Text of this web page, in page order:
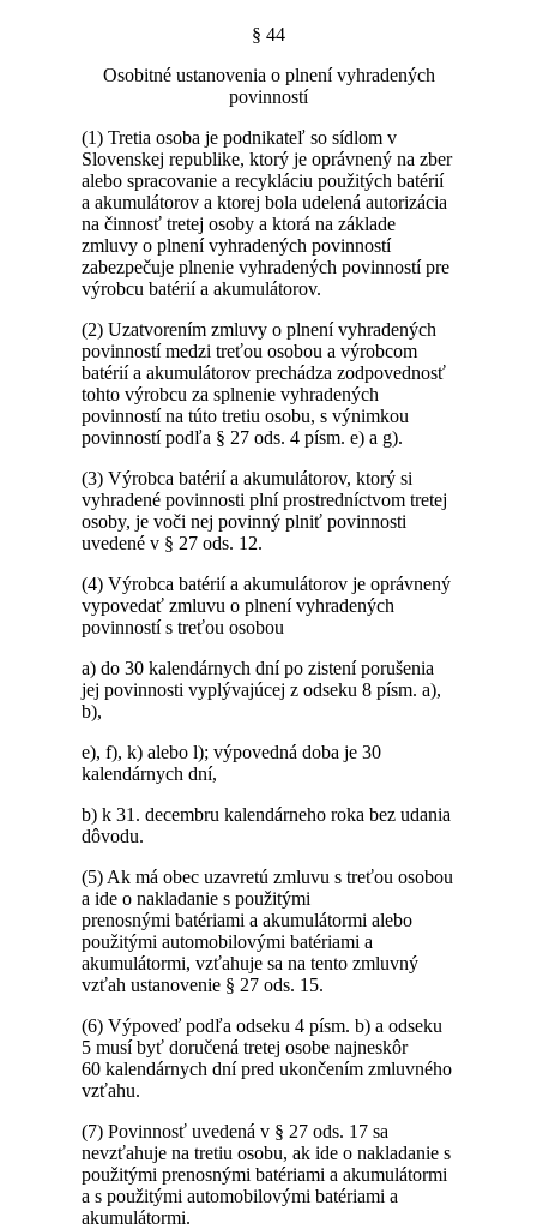
§ 44
Osobitné ustanovenia o plnení vyhradených
povinností
(1) Tretia osoba je podnikateľ so sídlom v
Slovenskej republike, ktorý je oprávnený na zber
alebo spracovanie a recykláciu použitých batérií
a akumulátorov a ktorej bola udelená autorizácia
na činnosť tretej osoby a ktorá na základe
zmluvy o plnení vyhradených povinností
zabezpečuje plnenie vyhradených povinností pre
výrobcu batérií a akumulátorov.
(2) Uzatvorením zmluvy o plnení vyhradených
povinností medzi treťou osobou a výrobcom
batérií a akumulátorov prechádza zodpovednosť
tohto výrobcu za splnenie vyhradených
povinností na túto tretiu osobu, s výnimkou
povinností podľa § 27 ods. 4 písm. e) a g).
(3) Výrobca batérií a akumulátorov, ktorý si
vyhradené povinnosti plní prostredníctvom tretej
osoby, je voči nej povinný plniť povinnosti
uvedené v § 27 ods. 12.
(4) Výrobca batérií a akumulátorov je oprávnený
vypovedať zmluvu o plnení vyhradených
povinností s treťou osobou
a) do 30 kalendárnych dní po zistení porušenia
jej povinnosti vyplývajúcej z odseku 8 písm. a),
b),
e), f), k) alebo l); výpovedná doba je 30
kalendárnych dní,
b) k 31. decembru kalendárneho roka bez udania
dôvodu.
(5) Ak má obec uzavretú zmluvu s treťou osobou
a ide o nakladanie s použitými
prenosnými batériami a akumulátormi alebo
použitými automobilovými batériami a
akumulátormi, vzťahuje sa na tento zmluvný
vzťah ustanovenie § 27 ods. 15.
(6) Výpoveď podľa odseku 4 písm. b) a odseku
5 musí byť doručená tretej osobe najneskôr
60 kalendárnych dní pred ukončením zmluvného
vzťahu.
(7) Povinnosť uvedená v § 27 ods. 17 sa
nevzťahuje na tretiu osobu, ak ide o nakladanie s
použitými prenosnými batériami a akumulátormi
a s použitými automobilovými batériami a
akumulátormi.